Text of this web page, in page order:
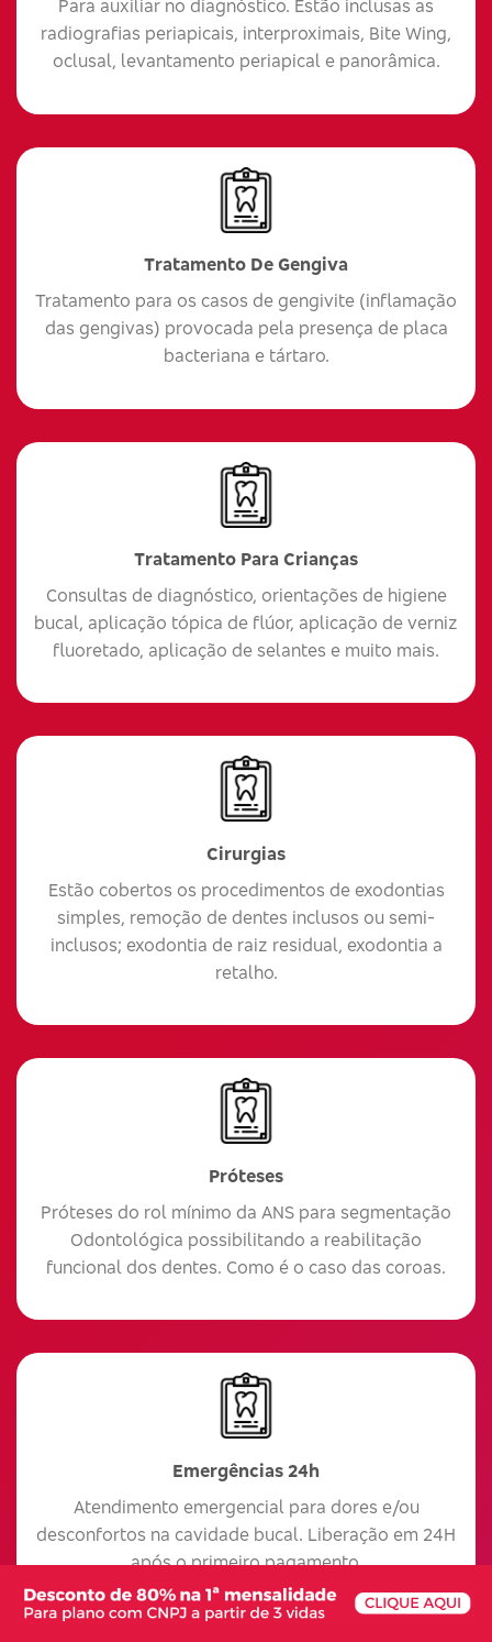
Para auxiliar no diagnóstico. Estão inclusas as
radiografias periapicais, interproximais, Bite Wing,
oclusal, levantamento periapical e panorâmica.
Tratamento De Gengiva
Tratamento para os casos de gengivite (inflamação
das gengivas) provocada pela presença de placa
bacteriana e tártaro.
Tratamento Para Crianças
Consultas de diagnóstico, orientações de higiene
bucal, aplicação tópica de flúor, aplicação de verniz
fluoretado, aplicação de selantes e muito mais.
Cirurgias
Estão cobertos os procedimentos de exodontias
simples, remoção de dentes inclusos ou semi-
inclusos; exodontia de raiz residual, exodontia a
retalho.
Próteses
Próteses do rol mínimo da ANS para segmentação
Odontológica possibilitando a reabilitação
funcional dos dentes. Como é o caso das coroas.
Emergências 24h
Atendimento emergencial para dores e/ou
desconfortos na cavidade bucal. Liberação em 24H
após o primeiro pagamento.